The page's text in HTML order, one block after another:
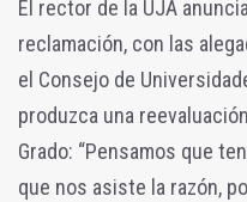
El rector de la UJA
reclamación, con las
el Consejo de
produzca una
Grado: “Pensamos que
que nos asiste la razón,